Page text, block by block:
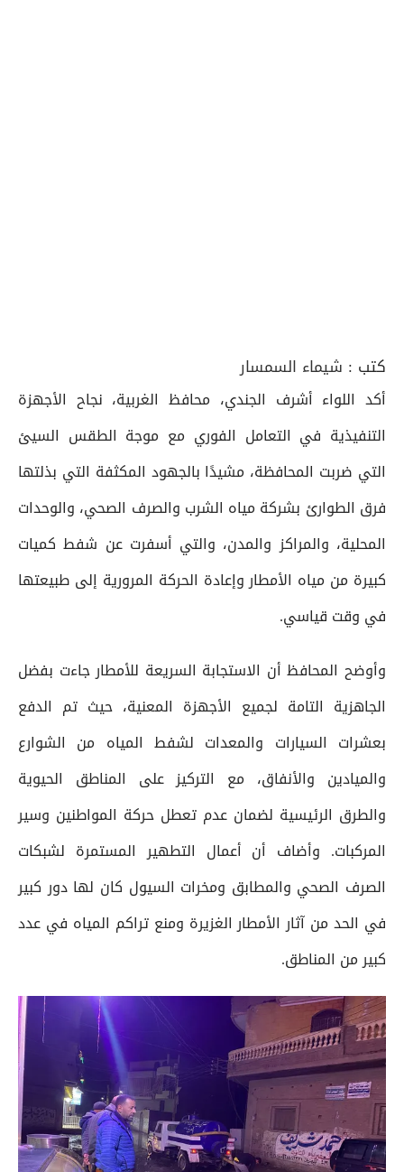
كتب : شيماء السمسار
أكد اللواء أشرف الجندي، محافظ الغربية، نجاح الأجهزة
التنفيذية في التعامل الفوري مع موجة الطقس السيئ
التي ضربت المحافظة، مشيدًا بالجهود المكثفة التي بذلتها
فرق الطوارئ بشركة مياه الشرب والصرف الصحي، والوحدات
المحلية، والمراكز والمدن، والتي أسفرت عن شفط كميات
كبيرة من مياه الأمطار وإعادة الحركة المرورية إلى طبيعتها
في وقت قياسي.
وأوضح المحافظ أن الاستجابة السريعة للأمطار جاءت بفضل
الجاهزية التامة لجميع الأجهزة المعنية، حيث تم الدفع
بعشرات السيارات والمعدات لشفط المياه من الشوارع
والميادين والأنفاق، مع التركيز على المناطق الحيوية
والطرق الرئيسية لضمان عدم تعطل حركة المواطنين وسير
المركبات. وأضاف أن أعمال التطهير المستمرة لشبكات
الصرف الصحي والمطابق ومخرات السيول كان لها دور كبير
في الحد من آثار الأمطار الغزيرة ومنع تراكم المياه في عدد
كبير من المناطق.